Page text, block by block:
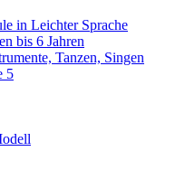
in Leichter Sprache
bis 6 Jahren
Tanzen, Singen
5